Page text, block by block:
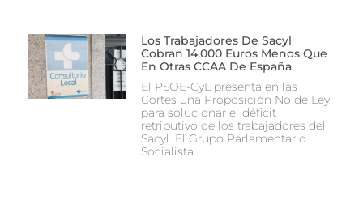
Los Trabajadores De Sacyl
Cobran 14.000 Euros Menos Que
En Otras CCAA De España
El PSOE-CyL presenta en las
Cortes una Proposición No de Ley
para solucionar el déficit
retributivo de los trabajadores del
Sacyl. El Grupo Parlamentario
Socialista